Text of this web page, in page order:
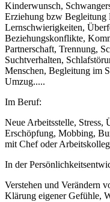
Kinderwunsch,
Erziehung bzw Begleitung
Lernschwierigkeiten,
Beziehungskonflikte,
Partnerschaft, Trennung,
Suchtverhalten,
Menschen, Begleitung im
Umzug.....
Im Beruf:
Neue Arbeitsstelle, Stress,
Erschöpfung, Mobbing,
mit Chef oder
In der
Verstehen und Verändern
Klärung eigener Gefühle,